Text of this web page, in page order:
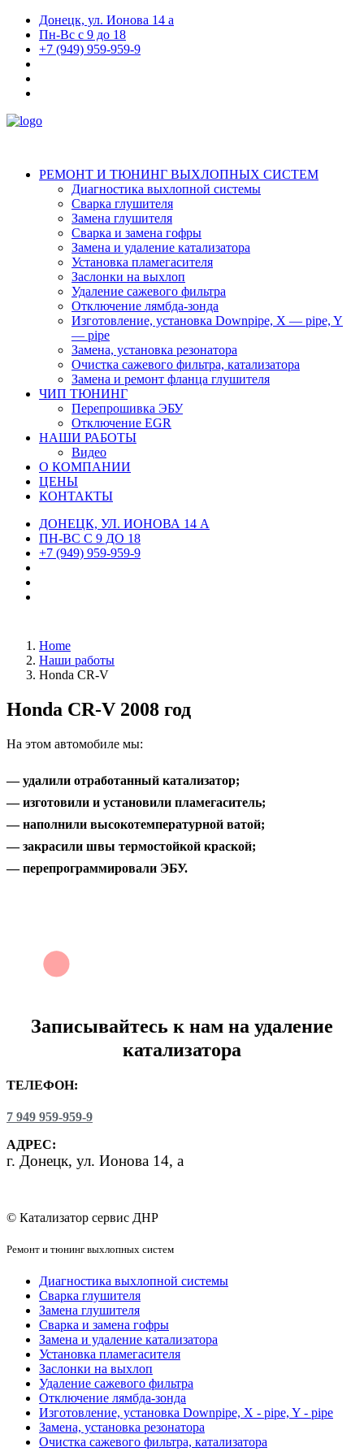
Донецк, ул. Ионова 14 а
Пн-Вс с 9 до 18
+7 (949) 959-959-9
РЕМОНТ И ТЮНИНГ ВЫХЛОПНЫХ СИСТЕМ
Диагностика выхлопной системы
Сварка глушителя
Замена глушителя
Сварка и замена гофры
Замена и удаление катализатора
Установка пламегасителя
Заслонки на выхлоп
Удаление сажевого фильтра
Отключение лямбда-зонда
Изготовление, установка Downpipe, X — pipe, Y
— pipe
Замена, установка резонатора
Очистка сажевого фильтра, катализатора
Замена и ремонт фланца глушителя
ЧИП ТЮНИНГ
Перепрошивка ЭБУ
Отключение EGR
НАШИ РАБОТЫ
Видео
О КОМПАНИИ
ЦЕНЫ
КОНТАКТЫ
ДОНЕЦК, УЛ. ИОНОВА 14 А
ПН-ВС С 9 ДО 18
+7 (949) 959-959-9
Home
Наши работы
Honda CR-V
Honda CR-V 2008 год
На этом автомобиле мы:
— удалили отработанный катализатор;
— изготовили и установили пламегаситель;
— наполнили высокотемпературной ватой;
— закрасили швы термостойкой краской;
— перепрограммировали ЭБУ.
Записывайтесь к нам на удаление
катализатора
ТЕЛЕФОН:
7 949 959-959-9
АДРЕС:
г. Донецк, ул. Ионова 14, а
© Катализатор сервис ДНР
Ремонт и тюнинг выхлопных систем
Диагностика выхлопной системы
Сварка глушителя
Замена глушителя
Сварка и замена гофры
Замена и удаление катализатора
Установка пламегасителя
Заслонки на выхлоп
Удаление сажевого фильтра
Отключение лямбда-зонда
Изготовление, установка Downpipe, X - pipe, Y - pipe
Замена, установка резонатора
Очистка сажевого фильтра, катализатора